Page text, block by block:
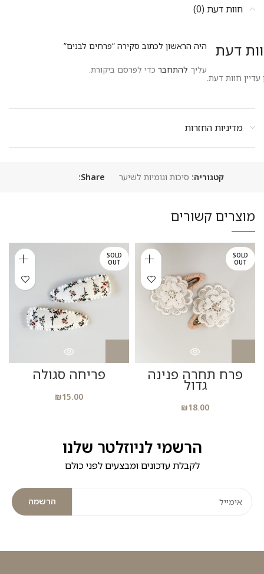
חוות דעת (0)
דעת
עדיין חוות דעת.
היה הראשון לכתוב סקירה “פרחים לבנים”
עליך להתחבר כדי לפרסם ביקורת.
מדיניות החזרות
קטגוריה: סיכות וגומיות לשיער Share:
מוצרים קשורים
SOLD
OUT
פרח תחרה פנינה
גדול
₪18.00
SOLD
OUT
פריחה סגולה
₪15.00
הרשמי לניוזלטר שלנו
לקבלת עדכונים ומבצעים לפני כולם
הרשמה